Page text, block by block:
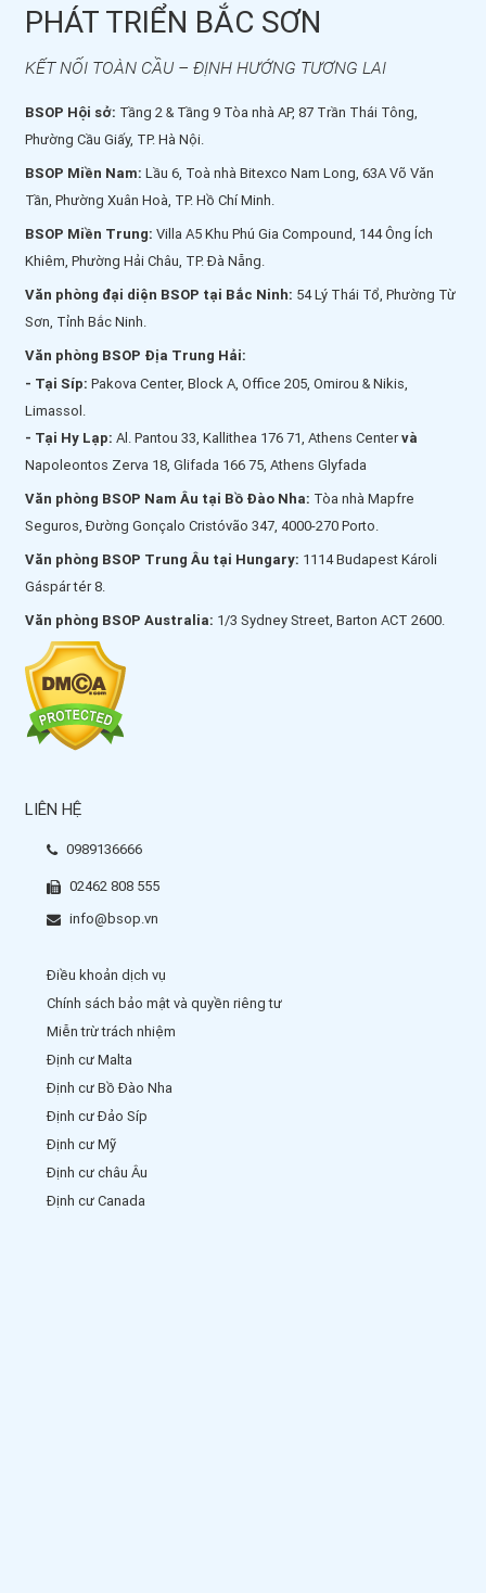
PHÁT TRIỂN BẮC SƠN
KẾT NỐI TOÀN CẦU – ĐỊNH HƯỚNG TƯƠNG LAI
BSOP Hội sở: Tầng 2 & Tầng 9 Tòa nhà AP, 87 Trần Thái Tông,
Phường Cầu Giấy, TP. Hà Nội.
BSOP Miền Nam: Lầu 6, Toà nhà Bitexco Nam Long, 63A Võ Văn
Tần, Phường Xuân Hoà, TP. Hồ Chí Minh.
BSOP Miền Trung: Villa A5 Khu Phú Gia Compound, 144 Ông Ích
Khiêm, Phường Hải Châu, TP. Đà Nẵng.
Văn phòng đại diện BSOP tại Bắc Ninh: 54 Lý Thái Tổ, Phường Từ
Sơn, Tỉnh Bắc Ninh.
Văn phòng BSOP Địa Trung Hải:
- Tại Síp: Pakova Center, Block A, Office 205, Omirou & Nikis,
Limassol.
- Tại Hy Lạp: Al. Pantou 33, Kallithea 176 71, Athens Centervà
Napoleontos Zerva 18, Glifada 166 75, Athens Glyfada
Văn phòng BSOP Nam Âu tại Bồ Đào Nha: Tòa nhà Mapfre
Seguros, Đường Gonçalo Cristóvão 347, 4000-270 Porto.
Văn phòng BSOP Trung Âu tại Hungary: 1114 Budapest Károli
Gáspár tér 8.
Văn phòng BSOP Australia: 1/3 Sydney Street, Barton ACT 2600.
LIÊN HỆ
0989136666
02462 808 555
info@bsop.vn
Điều khoản dịch vụ
Chính sách bảo mật và quyền riêng tư
Miễn trừ trách nhiệm
Định cư Malta
Định cư Bồ Đào Nha
Định cư Đảo Síp
Định cư Mỹ
Định cư châu Âu
Định cư Canada